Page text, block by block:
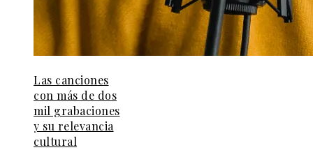
Las canciones
con más de dos
mil grabaciones
y su relevancia
cultural